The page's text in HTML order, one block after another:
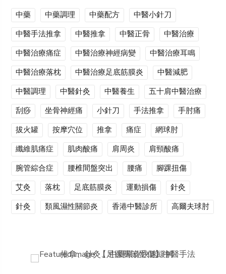
中藥 中藥調理 中藥配方
中醫小針刀
中醫手法推拿
中醫推拿 中醫正骨
中醫治療
中醫治療痛症
中醫治療神經病變
中醫治療耳鳴
中醫治療落枕
中醫治療足底筋膜炎
中醫減肥
中醫調理
中醫針灸 中醫養生
五十肩中醫治療
刮痧
坐骨神經痛 小針刀 手法推拿
手肘痛
拔火罐
按摩穴位 推拿 痛症
網球肘
纖維肌痛症
肌肉酸痛 肩周炎
肩頸酸痛
腕管綜合症
腰椎間盤突出 腰痛
腳踝扭傷
艾灸
落枕 足底筋膜炎 運動損傷
針灸
針灸
類風濕性關節炎 香港中醫診所 高爾夫球肘